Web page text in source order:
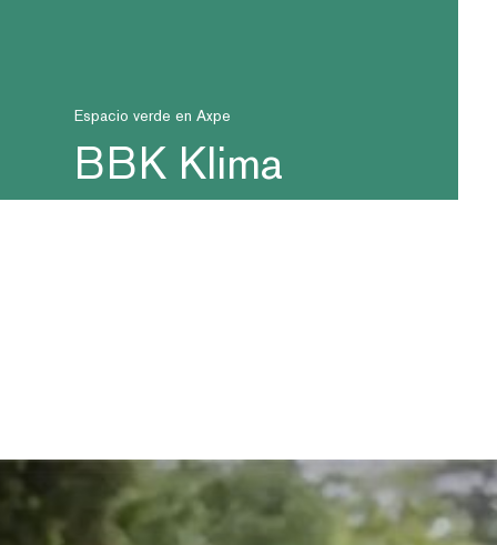
Espacio verde en Axpe
BBK Klima